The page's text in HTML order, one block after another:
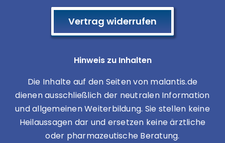
Vertrag widerrufen
Hinweis zu Inhalten
Die Inhalte auf den Seiten von malantis.de
dienen ausschließlich der neutralen Information
und allgemeinen Weiterbildung. Sie stellen keine
Heilaussagen dar und ersetzen keine ärztliche
oder pharmazeutische Beratung.